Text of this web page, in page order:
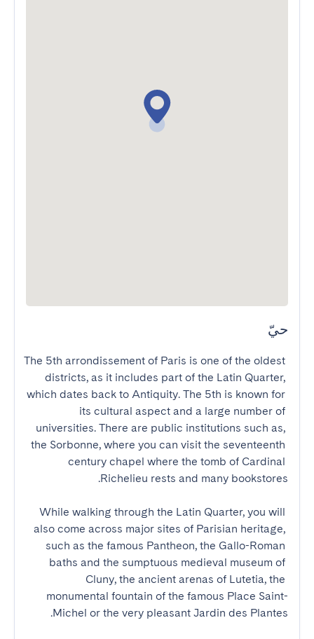
حيّ
The 5th arrondissement of Paris is one of the oldest
districts, as it includes part of the Latin Quarter,
which dates back to Antiquity. The 5th is known for
its cultural aspect and a large number of
universities. There are public institutions such as,
the Sorbonne, where you can visit the seventeenth
century chapel where the tomb of Cardinal
While walking through the Latin Quarter, you will
also come across major sites of Parisian heritage,
such as the famous Pantheon, the Gallo-Roman
baths and the sumptuous medieval museum of
Cluny, the ancient arenas of Lutetia, the
monumental fountain of the famous Place Saint-